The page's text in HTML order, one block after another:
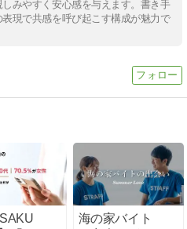
みやすく安心感を与えます。書き手
現で共感を呼び起こす構成が魅力で
海の家バイト